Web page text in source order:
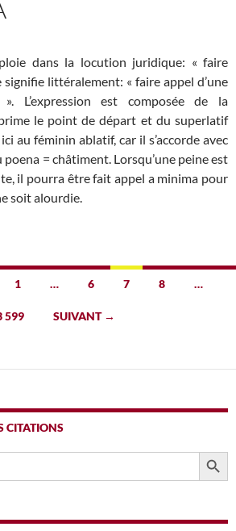
dans la locution juridique: « faire
signifie littéralement: « faire appel d’une
L’expression est composée de la
le point de départ et du superlatif
au féminin ablatif, car il s’accorde avec
= châtiment. Lorsqu’une peine est
il pourra être fait appel a minima pour
soit alourdie.
1 … 6 7 8 …
599 SUIVANT →
CITATIONS
SEARCH